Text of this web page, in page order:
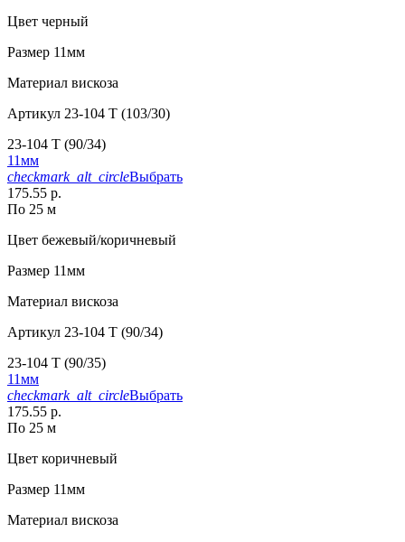
Цвет черный
Размер 11мм
Материал вискоза
Артикул 23-104 T (103/30)
23-104 T (90/34)
11мм
checkmark_alt_circleВыбрать
175.55 р.
По 25 м
Цвет бежевый/коричневый
Размер 11мм
Материал вискоза
Артикул 23-104 T (90/34)
23-104 T (90/35)
11мм
checkmark_alt_circleВыбрать
175.55 р.
По 25 м
Цвет коричневый
Размер 11мм
Материал вискоза